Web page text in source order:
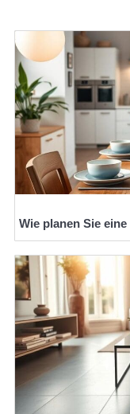
Wie planen Sie